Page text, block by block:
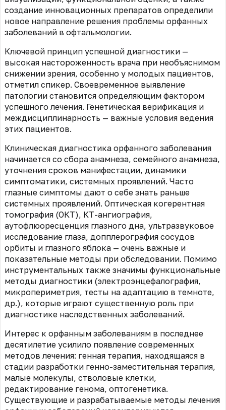
создание инновационных препаратов определили
новое направление решения проблемы орфанных
заболеваний в офтальмологии.
Ключевой принцип успешной диагностики —
высокая настороженность врача при необъяснимом
снижении зрения, особенно у молодых пациентов,
отметил спикер. Своевременное выявление
патологии становится определяющим фактором
успешного лечения. Генетическая верификация и
междисциплинарность — важные условия ведения
этих пациентов.
Клиническая диагностика орфанного заболевания
начинается со сбора анамнеза, семейного анамнеза,
уточнения сроков манифестации, динамики
симптоматики, системных проявлений. Часто
глазные симптомы дают о себе знать раньше
системных проявлений. Оптическая когерентная
томография (ОКТ), КТ-ангиография,
аутофлюоресценция глазного дна, ультразвуковое
исследование глаза, допплерография сосудов
орбиты и глазного яблока — очень важные и
показательные методы при обследовании. Помимо
инструментальных также значимы функциональные
методы диагностики (электроэнцефалография,
микропериметрия, тесты на адаптацию в темноте,
др.), которые играют существенную роль при
диагностике наследственных заболеваний.
Интерес к орфанным заболеваниям в последнее
десятилетие усилило появление современных
методов лечения: генная терапия, находящаяся в
стадии разработки генно-заместительная терапия,
малые молекулы, стволовые клетки,
редактирование генома, оптогенетика.
Существующие и разрабатываемые методы лечения